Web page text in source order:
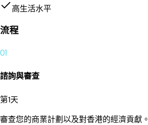
高生活水平
流程
01
諮詢與審查
第1天
審查您的商業計劃以及對香港的經濟貢獻。